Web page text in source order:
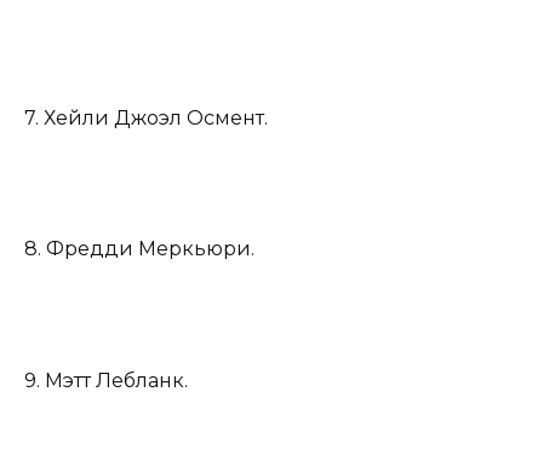
7. Хейли Джоэл Осмент.
8. Фредди Меркьюри.
9. Мэтт Лебланк.